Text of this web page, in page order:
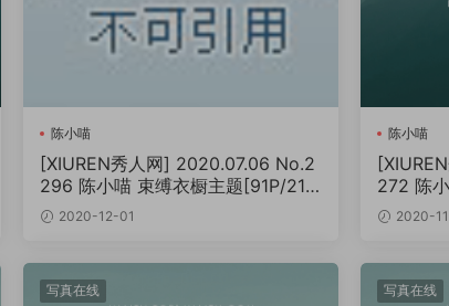
陈小喵
[XIUREN秀人网] 2020.07.06 No.2
296 陈小喵 束缚衣橱主题[91P/214
MB]2020-12-01
陈小喵
272 陈
MB]2020-
写真在线 写真在线